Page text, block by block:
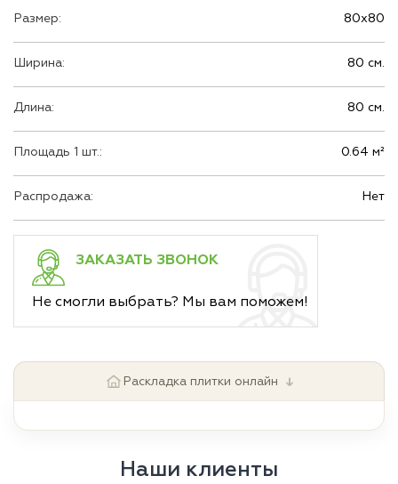
Размер: 80х80
Ширина: 80 см.
Длина: 80 см.
Площадь 1 шт.: 0.64 м²
Распродажа: Нет
ЗАКАЗАТЬ ЗВОНОК
Не смогли выбрать? Мы вам поможем!
Раскладка плитки онлайн ↓
Наши клиенты